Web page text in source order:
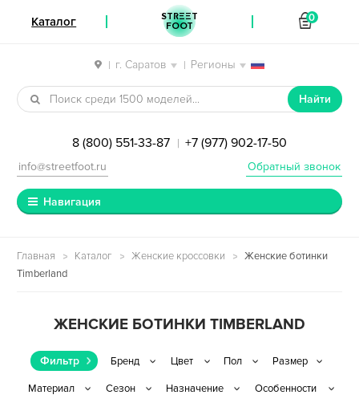
| г. Саратов | Регионы
Перейти к навигации
Перейти к содержимому
Найти
8 (800) 551-33-87 | +7 (977) 902-17-50
Обратный звонок
info@streetfoot.ru
Навигация
Главная Каталог Женские кроссовки
Женские ботинки
Timberland
ЖЕНСКИЕ БОТИНКИ TIMBERLAND
Фильтр
Каталог STREET
FOOT
0